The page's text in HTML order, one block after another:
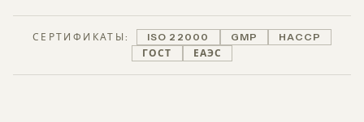
СЕРТИФИКАТЫ: ISO 22000 GMP
HACCP
ГОСТ
ЕАЭС